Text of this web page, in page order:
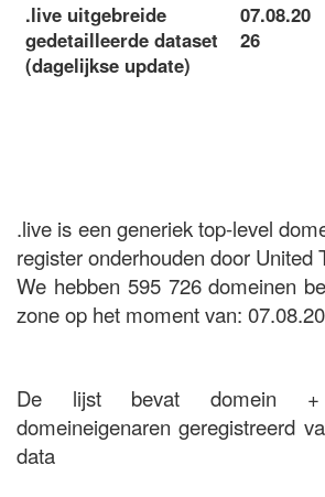
.live uitgebreide
gedetailleerde dataset
(dagelijkse update)
07.08.20
26
.live is een generiek top-level
register onderhouden door United
We hebben 595 726 domeinen
zone op het moment van:
De lijst bevat domein
domeineigenaren geregistreerd
data